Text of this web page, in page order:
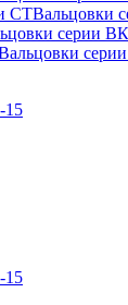
СТВальцовки
серии ВК